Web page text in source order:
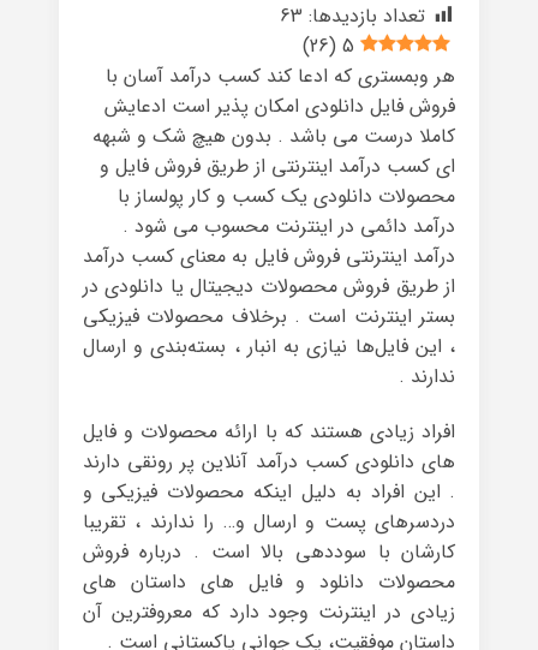
تعداد بازدیدها: 63
5
(
26
)
هر وبمستری که ادعا کند کسب درآمد آسان با
فروش فایل دانلودی امکان پذیر است ادعایش
کاملا درست می باشد . بدون هیچ شک و شبهه
ای کسب درآمد اینترنتی از طریق فروش فایل و
محصولات دانلودی یک کسب و کار پولساز با
درآمد دائمی در اینترنت محسوب می شود .
درآمد اینترنتی فروش فایل به معنای کسب درآمد
از طریق فروش محصولات دیجیتال یا دانلودی در
بستر اینترنت است . برخلاف محصولات فیزیکی
، این فایل‌ها نیازی به انبار ، بسته‌بندی و ارسال
ندارند .
افراد زیادی هستند که با ارائه محصولات و فایل
های دانلودی کسب درآمد آنلاین پر رونقی دارند
. این افراد به دلیل اینکه محصولات فیزیکی و
دردسرهای پست و ارسال و… را ندارند ، تقریبا
کارشان با سوددهی بالا است . درباره فروش
محصولات دانلود و فایل های داستان های
زیادی در اینترنت وجود دارد که معروفترین آن
داستان‌ موفقیت، یک جوانی پاکستانی است .